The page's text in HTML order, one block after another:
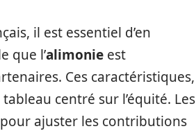
il est essentiel d’en
que l’alimonie est
Ces caractéristiques,
centré sur l’équité. Les
ajuster les contributions